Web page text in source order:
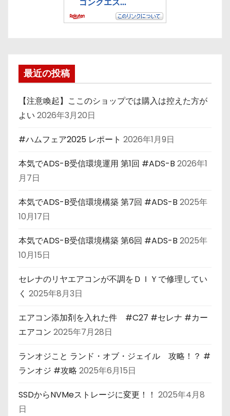
最近の投稿
【注意喚起】ここのショップでは購入は控えた方が
よい 2026年3月20日
#ハムフェア2025 レポート 2026年1月9日
本気でADS-B受信環境運用 第1回 #ADS-B 2026年1
月7日
本気でADS-B受信環境構築 第7回 #ADS-B 2025年
10月17日
本気でADS-B受信環境構築 第6回 #ADS-B 2025年
10月15日
セレナのリヤエアコンが不調をＤＩＹで修理してい
く 2025年8月3日
エアコン添加剤を入れた件 #C27 #セレナ #カー
エアコン 2025年7月28日
ランオジこと ランド・オブ・ジェイル 攻略！？ #
ランオジ #攻略 2025年6月15日
SSDからNVMeストレージに変更！！ 2025年4月8
日